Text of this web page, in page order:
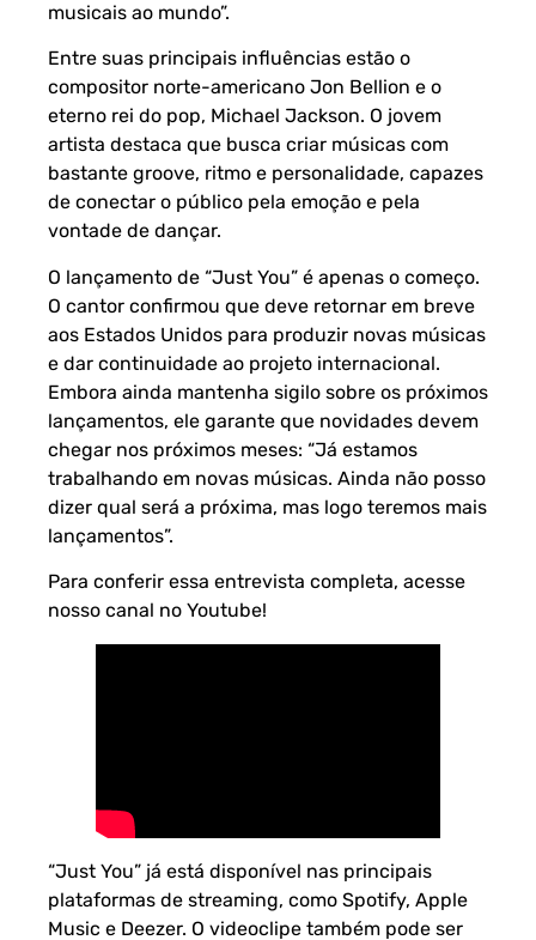
musicais ao mundo”.
Entre suas principais influências estão o
compositor norte-americano Jon Bellion e o
eterno rei do pop, Michael Jackson. O jovem
artista destaca que busca criar músicas com
bastante groove, ritmo e personalidade, capazes
de conectar o público pela emoção e pela
vontade de dançar.
O lançamento de “Just You” é apenas o começo.
O cantor confirmou que deve retornar em breve
aos Estados Unidos para produzir novas músicas
e dar continuidade ao projeto internacional.
Embora ainda mantenha sigilo sobre os próximos
lançamentos, ele garante que novidades devem
chegar nos próximos meses: “Já estamos
trabalhando em novas músicas. Ainda não posso
dizer qual será a próxima, mas logo teremos mais
lançamentos”.
Para conferir essa entrevista completa, acesse
nosso canal no Youtube!
“Just You” já está disponível nas principais
plataformas de streaming, como Spotify, Apple
Music e Deezer. O videoclipe também pode ser